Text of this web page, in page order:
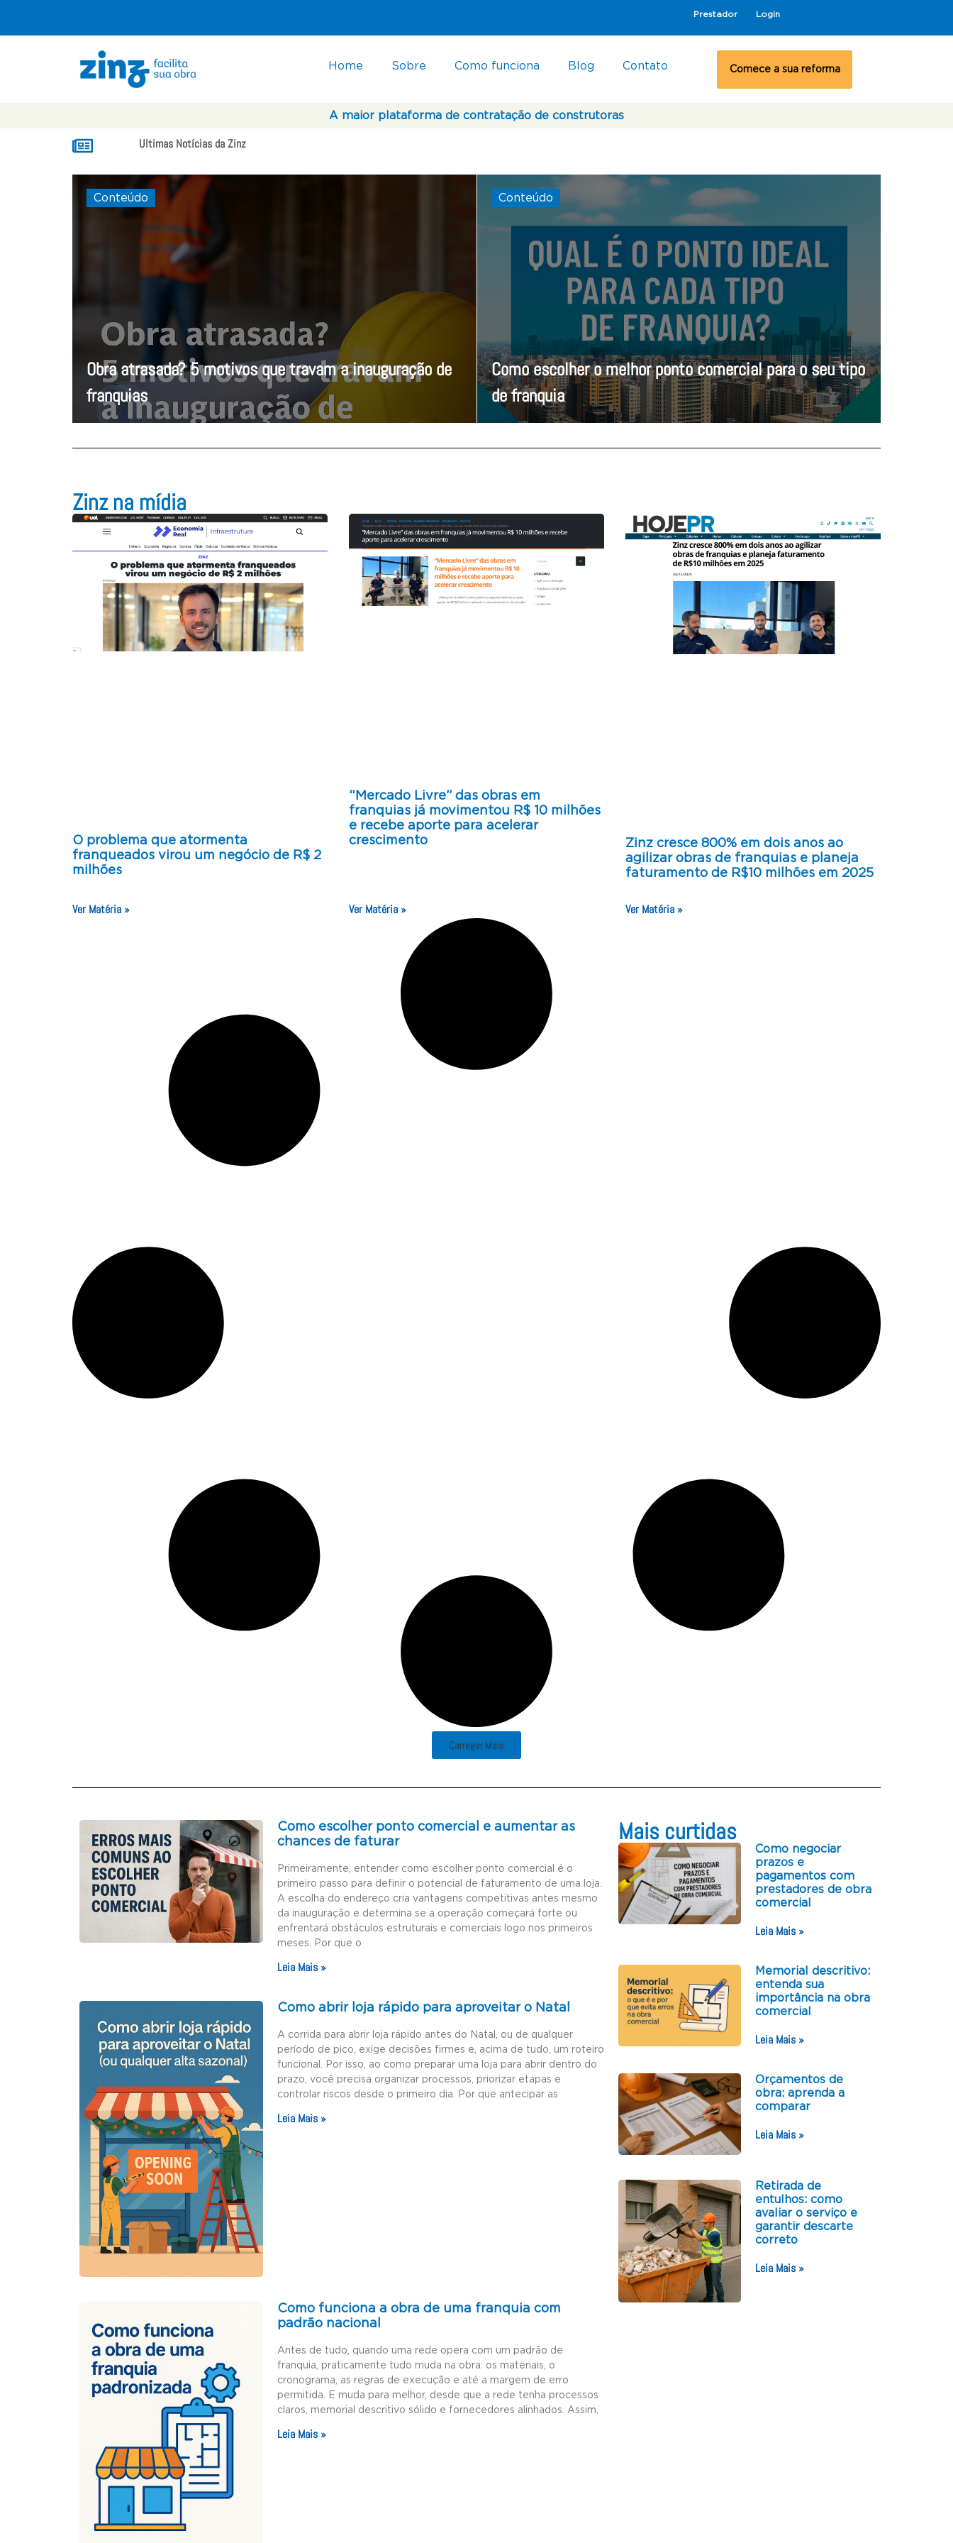
Prestador Login
Home Sobre Como funciona Blog Contato Comece a sua reforma
A maior plataforma de contratação de construtoras
Ultimas Notícias da Zinz
Conteúdo
Obra atrasada? 5 motivos que travam a inauguração de
franquias
Conteúdo
Como escolher o melhor ponto comercial para o seu tipo
de franquia
Zinz na mídia
O problema que atormenta
franqueados virou um negócio de R$ 2
milhões
Ver Matéria »
“Mercado Livre” das obras em
franquias já movimentou R$ 10 milhões
e recebe aporte para acelerar
crescimento
Ver Matéria »
Zinz cresce 800% em dois anos ao
agilizar obras de franquias e planeja
faturamento de R$10 milhões em 2025
Ver Matéria »
Carregar Mais
Como escolher ponto comercial e aumentar as
chances de faturar
Primeiramente, entender como escolher ponto comercial é o
primeiro passo para definir o potencial de faturamento de uma loja.
A escolha do endereço cria vantagens competitivas antes mesmo
da inauguração e determina se a operação começará forte ou
enfrentará obstáculos estruturais e comerciais logo nos primeiros
meses. Por que o
Leia Mais »
Como abrir loja rápido para aproveitar o Natal
A corrida para abrir loja rápido antes do Natal, ou de qualquer
período de pico, exige decisões firmes e, acima de tudo, um roteiro
funcional. Por isso, ao como preparar uma loja para abrir dentro do
prazo, você precisa organizar processos, priorizar etapas e
controlar riscos desde o primeiro dia. Por que antecipar as
Leia Mais »
Como funciona a obra de uma franquia com
padrão nacional
Antes de tudo, quando uma rede opera com um padrão de
franquia, praticamente tudo muda na obra: os materiais, o
cronograma, as regras de execução e até a margem de erro
permitida. E muda para melhor, desde que a rede tenha processos
claros, memorial descritivo sólido e fornecedores alinhados. Assim,
Leia Mais »
Mais curtidas​
Como negociar
prazos e
pagamentos com
prestadores de obra
comercial
Leia Mais »
Memorial descritivo:
entenda sua
importância na obra
comercial
Leia Mais »
Orçamentos de
obra: aprenda a
comparar
Leia Mais »
Retirada de
entulhos: como
avaliar o serviço e
garantir descarte
correto
Leia Mais »